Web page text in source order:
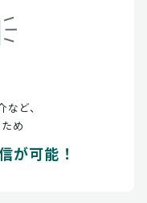
ど、
め
が可能！